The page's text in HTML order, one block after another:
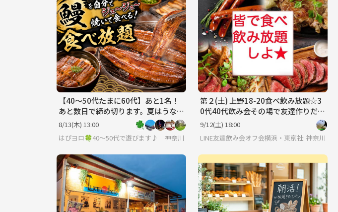
【40〜50代たまに60代】あと1名！
あと数日で締め切ります。夏はうなぎ
でしょ🎐
8/13(木) 13:00
はぴヨロ🍀40〜50代で遊びます♪
神奈川
第２(土) 上野18-20食べ飲み放題☆3
0代40代飲み会その場で友達作りだよ
アットホームに初参加、一人参加大
歓迎
9/12(土) 18:00
LINE友達飲み会オフ会横浜・東京社会人サークル
神奈川